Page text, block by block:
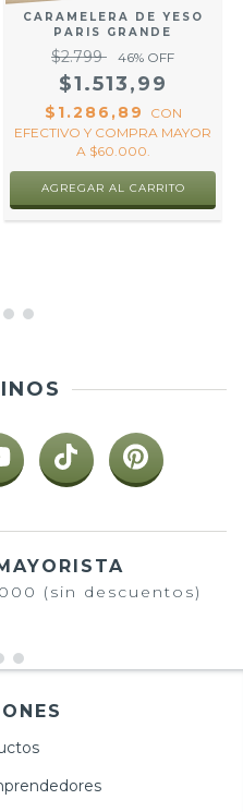
CARAMELERA DE YESO
PARIS GRANDE
$2.799 46% OFF
$1.513,99
$1.286,89
CON
EFECTIVO Y COMPRA MAYOR
A $60.000.
(sin descuentos)